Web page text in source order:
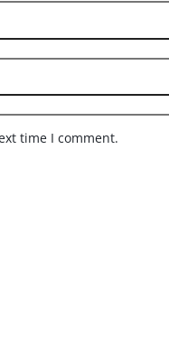
time I comment.